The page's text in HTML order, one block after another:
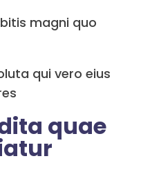
magni quo
qui vero eius
quae